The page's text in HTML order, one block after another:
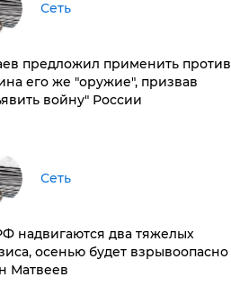
Сеть
предложил применить против
его же "оружие", призвав
войну" России
Сеть
надвигаются два тяжелых
осенью будет взрывоопасно
Матвеев